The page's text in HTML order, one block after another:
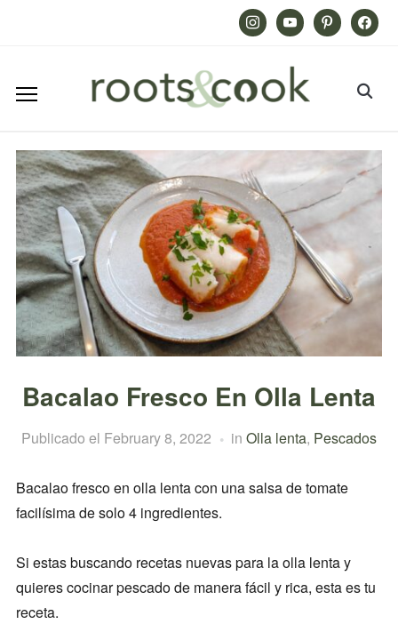
InstagramYoutube PinterestFacebook
Bacalao Fresco En Olla Lenta
Publicado el February 8, 2022 in Olla lenta, Pescados
Bacalao fresco en olla lenta con una salsa de tomate
facilísima de solo 4 ingredientes.
Si estas buscando recetas nuevas para la olla lenta y
quieres cocinar pescado de manera fácil y rica, esta es tu
receta.